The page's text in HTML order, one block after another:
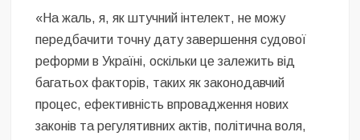
«На жаль, я, як штучний інтелект, не можу
передбачити точну дату завершення судової
реформи в Україні, оскільки це залежить від
багатьох факторів, таких як законодавчий
процес, ефективність впровадження нових
законів та регулятивних актів, політична воля,